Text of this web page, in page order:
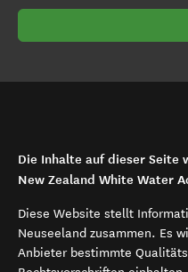
Die Inhalte auf dieser Seite
New Zealand White Water
Diese Website stellt
Neuseeland zusammen. Es
Anbieter bestimmte